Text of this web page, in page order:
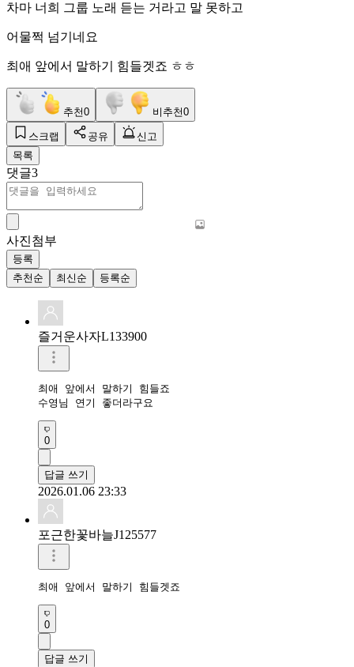
차마 너희 그룹 노래 듣는 거라고 말 못하고
어물쩍 넘기네요
최애 앞에서 말하기 힘들겟죠 ㅎㅎ
추천0 비추천0
스크랩 공유
신고
목록
댓글3
사진첨부
등록
추천순
최신순 등록순
즐거운사자L133900
최애 앞에서 말하기 힘들죠
수영님 연기 좋더라구요
0
답글 쓰기
2026.01.06 23:33
포근한꽃바늘J125577
최애 앞에서 말하기 힘들겟죠
0
답글 쓰기